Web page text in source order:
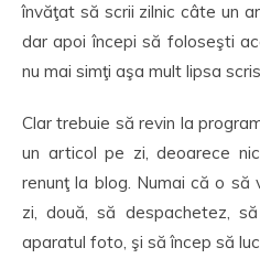
învăţat să scrii zilnic câte un
dar apoi începi să foloseşti
nu mai simţi aşa mult lipsa
Clar trebuie să revin la
un articol pe zi, deoarece
renunţ la blog. Numai că o
zi, două, să despachetez,
aparatul foto, şi să încep să